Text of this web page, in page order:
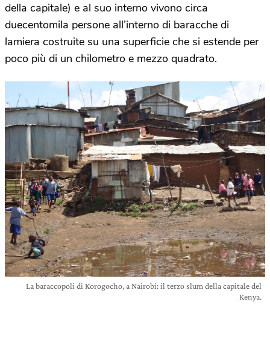
della capitale) e al suo interno vivono circa
duecentomila persone all’interno di baracche di
lamiera costruite su una superficie che si estende per
poco più di un chilometro e mezzo quadrato.
La baraccopoli di Korogocho, a Nairobi: il terzo slum della capitale del
Kenya.